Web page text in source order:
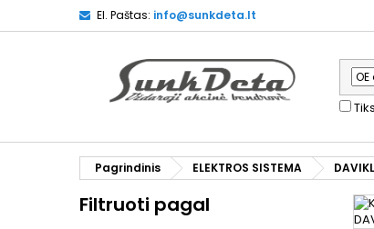
El. Paštas: info@sunkdeta.lt
Pagrindinis ELEKTROS SISTEMA
Filtruoti pagal